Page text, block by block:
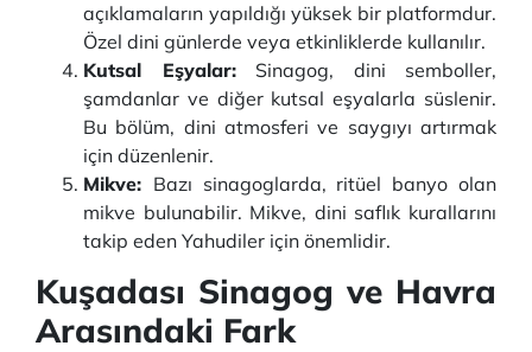
açıklamaların yapıldığı yüksek bir platformdur.
Özel dini günlerde veya etkinliklerde kullanılır.
Kutsal Eşyalar:Sinagog, dini semboller,
şamdanlar ve diğer kutsal eşyalarla süslenir.
Bu bölüm, dini atmosferi ve saygıyı artırmak
için düzenlenir.
Mikve: Bazı sinagoglarda, ritüel banyo olan
mikve bulunabilir. Mikve, dini saflık kurallarını
takip eden Yahudiler için önemlidir.
Kuşadası Sinagog ve Havra
Arasındaki Fark